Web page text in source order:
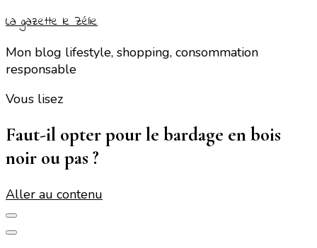
La gazette le Zélie
Mon blog lifestyle, shopping, consommation
responsable
Vous lisez
Faut-il opter pour le bardage en bois
noir ou pas ?
Aller au contenu